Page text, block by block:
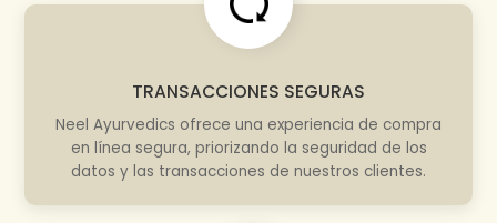
TRANSACCIONES SEGURAS
Neel Ayurvedics ofrece una experiencia de compra
en línea segura, priorizando la seguridad de los
datos y las transacciones de nuestros clientes.